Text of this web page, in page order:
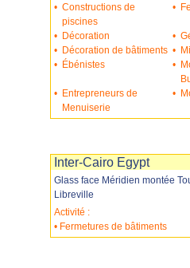
• Constructions de
piscines
•
• Décoration •
• Décoration de bâtiments •
• Ébénistes •
• Entrepreneurs de
Menuiserie
•
Inter-Cairo Egypt
Glass face Méridien montée
Libreville
Activité :
• Fermetures de bâtiments